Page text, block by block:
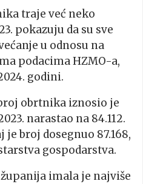
traje već neko
pokazuju da su sve
u odnosu na
podacima HZMO-a,
godini.
obrtnika iznosio je
narastao na 84.112.
broj dosegnuo 87.168,
gospodarstva.
imala je najviše